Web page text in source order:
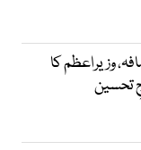
وزیراعظم کا
تحسین